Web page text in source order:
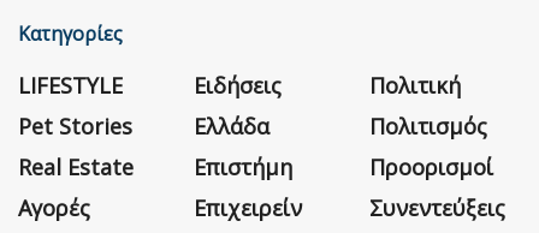
Κατηγορίες
LIFESTYLE
Pet Stories
Real Estate
Αγορές
Ειδήσεις
Ελλάδα
Επιστήμη
Επιχειρείν
Πολιτική
Πολιτισμός
Προορισμοί
Συνεντεύξεις